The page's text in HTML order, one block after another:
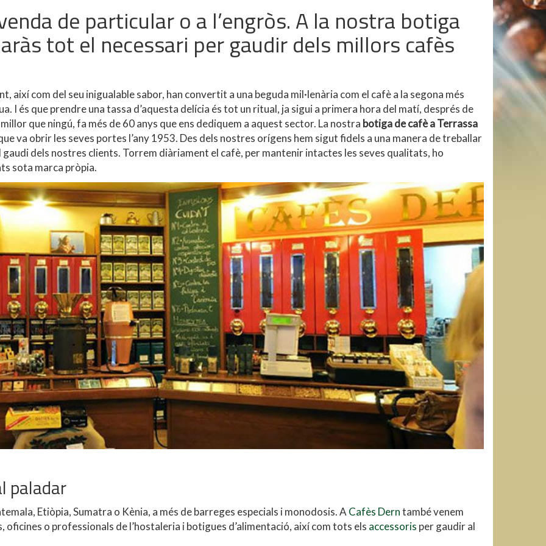
de particular o a l’engròs. A la nostra botiga
tot el necessari per gaudir dels millors cafès
així com del seu inigualable sabor, han convertit a una beguda mil·lenària com el cafè a la segona més
I és que prendre una tassa d’aquesta delícia és tot un ritual, ja sigui a primera hora del matí, després de
que ningú, fa més de 60 anys que ens dediquem a aquest sector. La nostra botiga de cafè a Terrassa
va obrir les seves portes l’any 1953. Des dels nostres orígens hem sigut fidels a una manera de treballar
dels nostres clients. Torrem diàriament el cafè, per mantenir intactes les seves qualitats, ho
sota marca pròpia.
paladar
Etiòpia, Sumatra o Kènia, a més de barreges especials i monodosis. A Cafès Derntambé venem
oficines o professionals de l’hostaleria i botigues d’alimentació, així com tots els accessoris per gaudir al